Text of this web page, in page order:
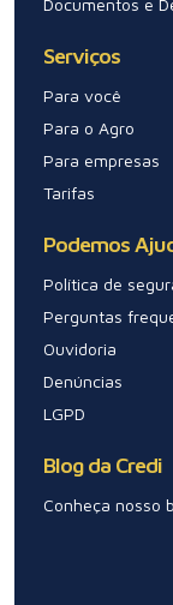
Serviços
Para você
Para o Agro
Para empresas
Tarifas
Podemos
Política de
Perguntas
Ouvidoria
Denúncias
LGPD
Blog da Credi
Conheça nosso